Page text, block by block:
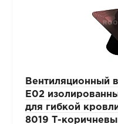
Вентиляционный
E02
для гибкой
8019 Т-